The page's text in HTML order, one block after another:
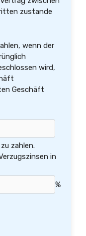
zustande
wenn der
wird,
Geschäft
zahlen.
in
%